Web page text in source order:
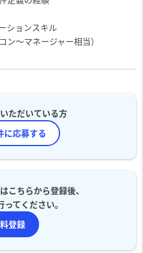
ションスキル
ン～マネージャー相当）
ただいている方
に応募する
こちらから登録後、
てください。
登録